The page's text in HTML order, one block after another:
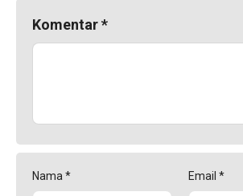
Komentar*
Nama * Email *